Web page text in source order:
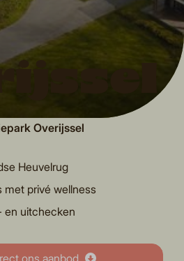
Overijssel
Heuvelrug
met privé wellness
en uitchecken